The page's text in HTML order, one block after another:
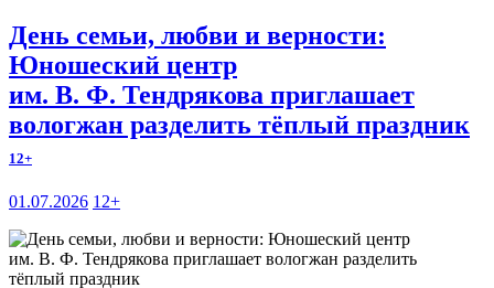
День семьи, любви и верности:
Юношеский центр
им. В. Ф. Тендрякова приглашает
вологжан разделить тёплый праздник
12+
01.07.2026 12+